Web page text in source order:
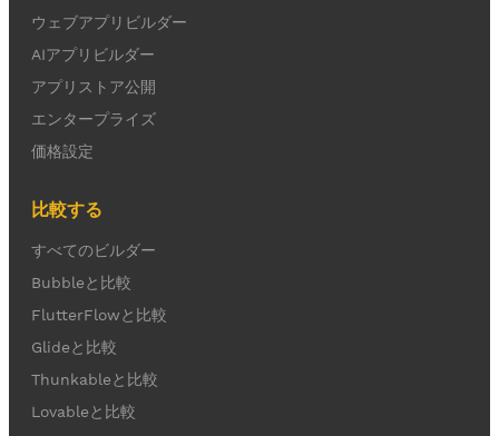
ウェブアプリビルダー
AIアプリビルダー
アプリストア公開
エンタープライズ
価格設定
比較する
すべてのビルダー
Bubbleと比較
FlutterFlowと比較
Glideと比較
Thunkableと比較
Lovableと比較